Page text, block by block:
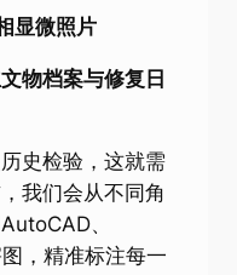
显微照片
物档案与修复日
史检验，这就需
我们会从不同角
、
，精准标注每一